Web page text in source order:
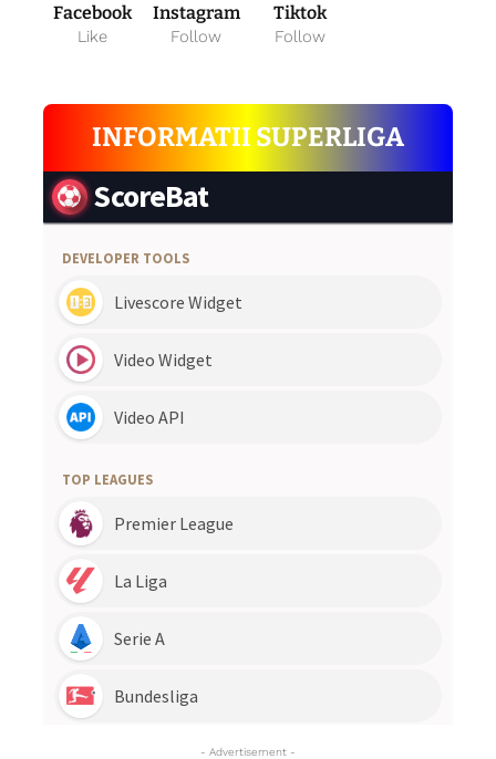
Facebook
Like
Instagram
Follow
Tiktok
Follow
INFORMATII SUPERLIGA
- Advertisement -